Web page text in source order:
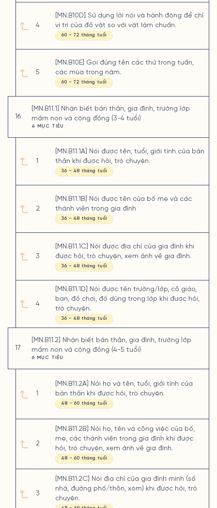
4
5
[MN.B10D] Sử dụng lời nói và hành động để chỉ
vị trí của đồ vật so với vật làm chuẩn.
60 - 72 tháng tuổi
[MN.B10E] Gọi đúng tên các thứ trong tuần,
các mùa trong năm.
60 - 72 tháng tuổi
16
[MN.B11.1] Nhận biết bản thân, gia đình, trường lớp
mầm non và cộng đồng (3-4 tuổi)
4 MỤC TIÊU
1
2
3
4
[MN.B11.1A] Nói được tên, tuổi, giới tính của bản
thân khi được hỏi, trò chuyện.
36 - 48 tháng tuổi
[MN.B11.1B] Nói được tên của bố mẹ và các
thành viên trong gia đình
36 - 48 tháng tuổi
[MN.B11.1C] Nói được địa chỉ của gia đình khi
được hỏi, trò chuyện, xem ảnh về gia đình.
36 - 48 tháng tuổi
[MN.B11.1D] Nói được tên trường/lớp, cô giáo,
bạn, đồ chơi, đồ dùng trong lớp khi được hỏi,
trò chuyện.
36 - 48 tháng tuổi
17
[MN.B11.2] Nhận biết bản thân, gia đình, trường lớp
mầm non và cộng đồng (4-5 tuổi)
6 MỤC TIÊU
1
2
3
[MN.B11.2A] Nói họ và tên, tuổi, giới tính của
bản thân khi được hỏi, trò chuyện.
48 - 60 tháng tuổi
[MN.B11.2B] Nói họ, tên và công việc của bố,
mẹ, các thành viên trong gia đình khi được
hỏi, trò chuyện, xem ảnh về gia đình.
48 - 60 tháng tuổi
[MN.B11.2C] Nói địa chỉ của gia đình mình (số
nhà, đường phố/thôn, xóm) khi được hỏi, trò
chuyện.